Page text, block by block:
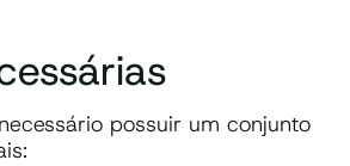
possuir um conjunto